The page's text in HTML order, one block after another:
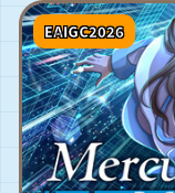
EAIGC2026